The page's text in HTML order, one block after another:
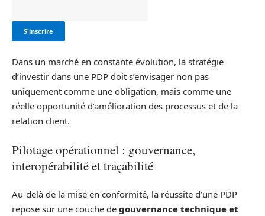
Dans un marché en constante évolution, la stratégie
d’investir dans une PDP doit s’envisager non pas
uniquement comme une obligation, mais comme une
réelle opportunité d’amélioration des processus et de la
relation client.
Pilotage opérationnel : gouvernance,
interopérabilité et traçabilité
Au-delà de la mise en conformité, la réussite d’une PDP
repose sur une couche de gouvernance technique et